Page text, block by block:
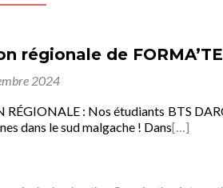
régionale de
2024
: Nos étudiants BTS
dans le sud malgache ! Dans[…]